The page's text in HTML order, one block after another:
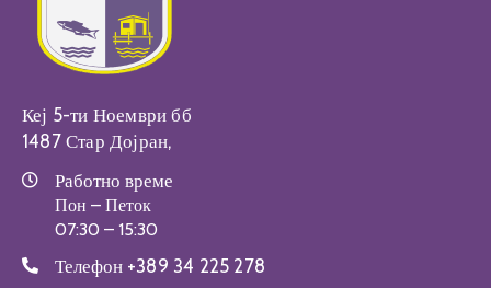
Кеј 5-ти Ноември бб
1487 Стар Дојран,
Работно време
Пон – Петок
07:30 – 15:30
Телефон +389 34 225 278